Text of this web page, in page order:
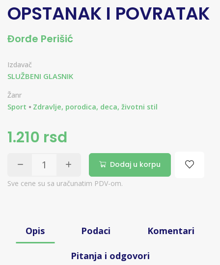
OPSTANAK I POVRATAK
Đorđe Perišić
Izdavač
SLUŽBENI GLASNIK
Žanr
Sport
Zdravlje, porodica, deca, životni stil
1.210 rsd
Dodaj u korpu
Sve cene su sa uračunatim PDV-om.
Opis Podaci Komentari
Pitanja i odgovori